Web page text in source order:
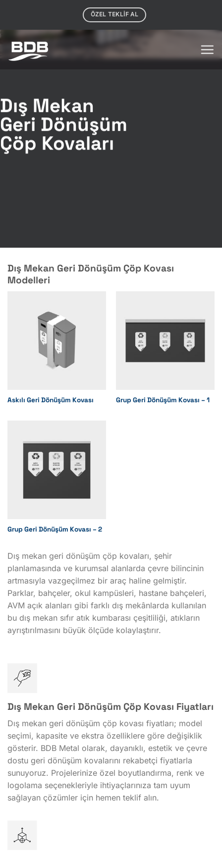
ÖZEL TEKLIF AL
Dış Mekan
Geri Dönüşüm
Çöp Kovaları
Dış Mekan Geri Dönüşüm Çöp Kovası
Modelleri
Askılı Geri Dönüşüm Kovası Grup Geri Dönüşüm Kovası – 1
Grup Geri Dönüşüm Kovası – 2
Dış mekan geri dönüşüm çöp kovaları, şehir
planlamasında ve kurumsal alanlarda çevre bilincinin
artmasıyla vazgeçilmez bir araç haline gelmiştir.
Parklar, bahçeler, okul kampüsleri, hastane bahçeleri,
AVM açık alanları gibi farklı dış mekânlarda kullanılan
bu dış mekan sıfır atık kumbarası çeşitliliği, atıkların
ayrıştırılmasını büyük ölçüde kolaylaştırır.
Dış Mekan Geri Dönüşüm Çöp Kovası Fiyatları
Dış mekan geri dönüşüm çöp kovası fiyatları; model
seçimi, kapasite ve ekstra özelliklere göre değişiklik
gösterir. BDB Metal olarak, dayanıklı, estetik ve çevre
dostu geri dönüşüm kovalarını rekabetçi fiyatlarla
sunuyoruz. Projelerinize özel boyutlandırma, renk ve
logolama seçenekleriyle ihtiyaçlarınıza tam uyum
sağlayan çözümler için hemen teklif alın.